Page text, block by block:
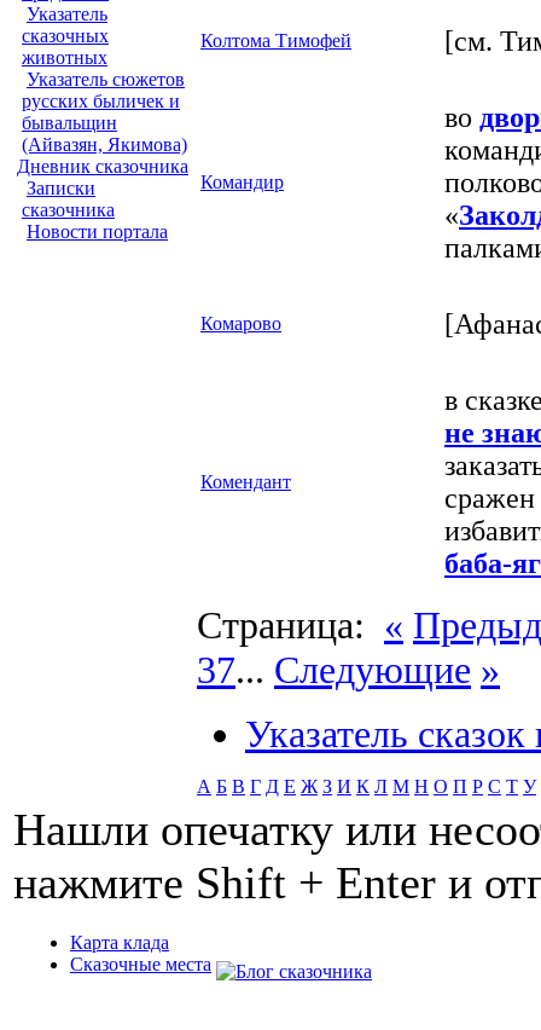
Указатель
сказочных
животных
Указатель сюжетов
русских быличек и
бывальщин
(Айвазян, Якимова)
Дневник сказочника
Записки
сказочника
Новости портала
Колтома Тимофей [см.
Командир
во
«
Комарово
Комендант
в
не
сражен
баба-
Страница: «
37... Следующие »
Указатель
А Б В Г Д Е Ж З И К Л М Н О П Р С Т У
Нашли опечатку или
нажмите Shift + Enter и
Карта клада
Сказочные места